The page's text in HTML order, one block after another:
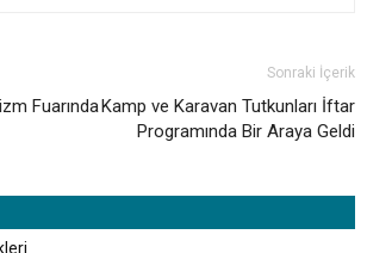
Fuarında
Sonraki İçerik
Kamp ve Karavan Tutkunları İftar
Programında Bir Araya Geldi